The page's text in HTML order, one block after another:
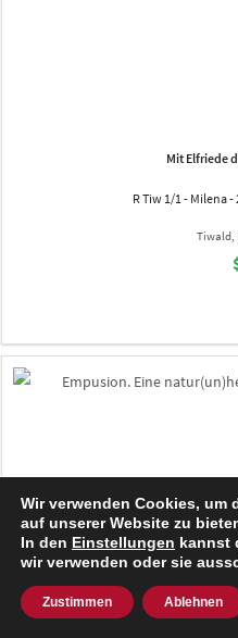
Mit Elfriede
R Tiw 1/1 - Milena -
Tiwald,
Wir verwenden Cookies, um
auf unserer Website zu
In den Einstellungen kannst
wir verwenden oder sie
Zustimmen Ablehnen